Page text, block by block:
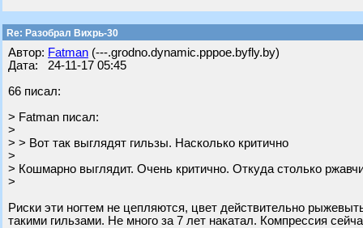
Re: Разобрал Вихрь-30
Автор: Fatman (---.grodno.dynamic.pppoe.byfly.by)
Дата: 24-11-17 05:45
66 писал:
> Fatman писал:
>
> > Вот так выглядят гильзы. Насколько критично
>
> Кошмарно выглядит. Очень критично. Откуда столько
>
Риски эти ногтем не цепляются, цвет действительно
такими гильзами. Не много за 7 лет накатал. Компрессия